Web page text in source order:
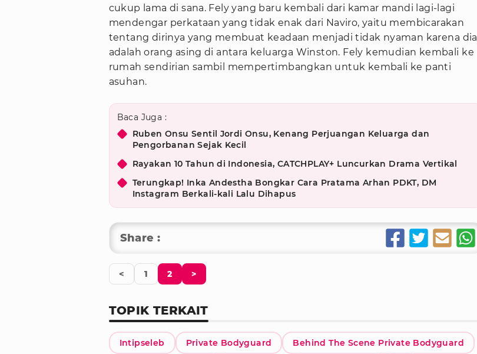
cukup lama di sana. Fely yang baru kembali dari kamar mandi lagi-lagi
mendengar perkataan yang tidak enak dari Naviro, yaitu membicarakan
tentang dirinya yang membuat keadaan menjadi tidak nyaman karena dia
adalah orang asing di antara keluarga Winston. Fely kemudian kembali ke
rumah sendirian sambil mempertimbangkan untuk kembali ke panti
asuhan.
Baca Juga :
Ruben Onsu Sentil Jordi Onsu, Kenang Perjuangan Keluarga dan
Pengorbanan Sejak Kecil
Rayakan 10 Tahun di Indonesia, CATCHPLAY+ Luncurkan Drama Vertikal
Terungkap! Inka Andestha Bongkar Cara Pratama Arhan PDKT, DM
Instagram Berkali-kali Lalu Dihapus
Share :
< 1 2 >
TOPIK TERKAIT
Intipseleb Private Bodyguard Behind The Scene Private Bodyguard